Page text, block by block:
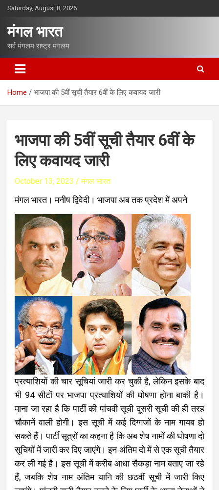
o
e
Saturday, August 8, 2026
मंगल भारत
सर्व मंगलम राष्ट्र मंगलम
Home भाजपा की 5वीं सूची तैयार 6वीं के लिए कवायद जारी
भाजपा की 5वीं सूची तैयार 6वीं के
लिए कवायद जारी
October 13, 2023 मंगल भारत
मंगल भारत। मनीष द्विवेदी। भाजपा अब तक प्रदेश में अपने
प्रत्याशियों की चार सूचियां जारी कर चुकी है, लेकिन इसके बाद
भी 94 सीटों पर भाजपा प्रत्याशियों की घोषणा होना बाकी है।
माना जा रहा है कि पार्टी की पांचवी सूची दूसरी सूची की ही तरह
चौकानें वाली होगी। इस सूची में कई दिग्गजों के नाम गायब हो
सकते हैं। पार्टी सूत्रों का कहना है कि अब शेष नामों की घोषणा दो
सूचियों में जारी कर दिए जाएंगे। इन अंतिम दो में से एक सूची तैयार
कर ली गई है। इस सूची में करीब आधा सैकड़ा नाम बताए जा रहे
हैं, जबकि शेष नाम अंतिम यानि की छठवीं सूची में जारी किए